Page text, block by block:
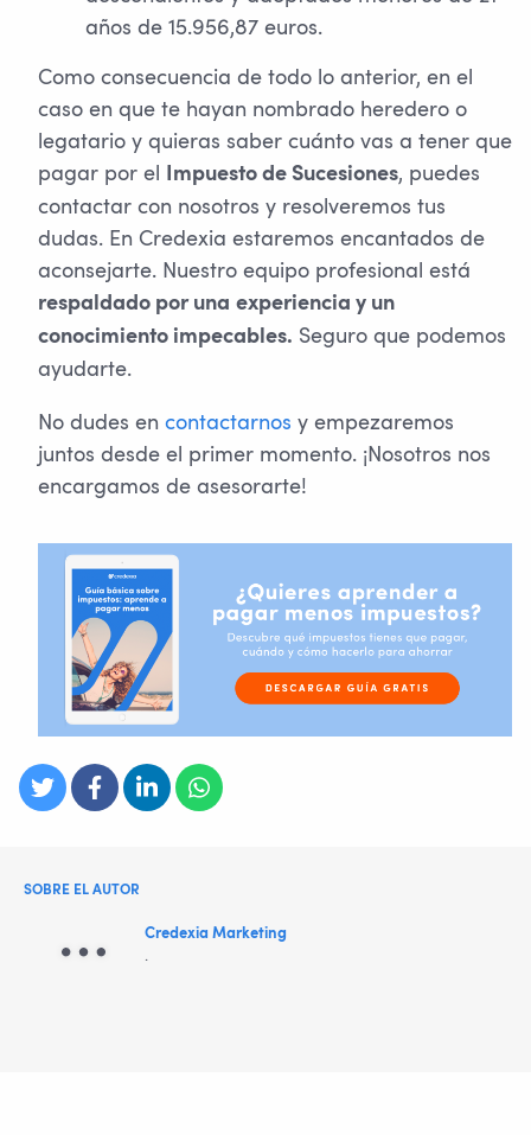
años de 15.956,87 euros.
Como consecuencia de todo lo anterior, en el
caso en que te hayan nombrado heredero o
legatario y quieras saber cuánto vas a tener que
pagar por el Impuesto de Sucesiones, puedes
contactar con nosotros y resolveremos tus
dudas. En Credexia estaremos encantados de
aconsejarte. Nuestro equipo profesional está
respaldado por una experiencia y un
conocimiento impecables. Seguro que podemos
ayudarte.
No dudes en contactarnos y empezaremos
juntos desde el primer momento. ¡Nosotros nos
encargamos de asesorarte!
SOBRE EL AUTOR
Credexia Marketing
.